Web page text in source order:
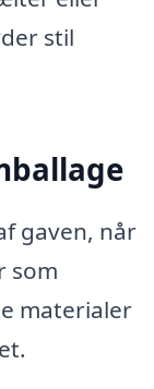
stil
gaven, når
som
materialer